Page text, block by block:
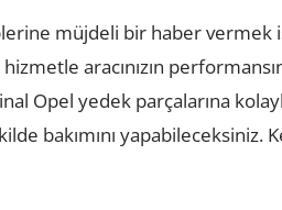
müjdeli bir haber
aracınızın
Opel yedek parçalarına
bakımını yapabileceksiniz.